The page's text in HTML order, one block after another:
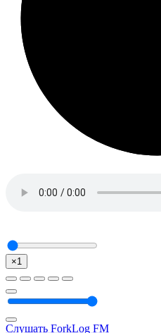
×1
Слушать ForkLog FM